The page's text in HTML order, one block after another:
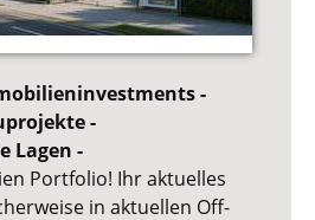
-
-
Lagen -
Portfolio! Ihr aktuelles
in aktuellen Off-